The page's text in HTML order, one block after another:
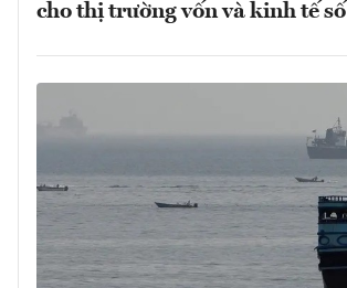
cho thị trường vốn và kinh tế số